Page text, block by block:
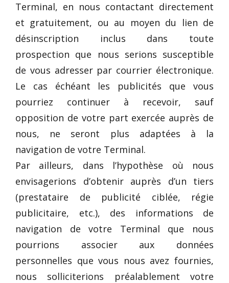
Terminal, en nous contactant directement
et gratuitement, ou au moyen du lien de
désinscription inclus dans toute
prospection que nous serions susceptible
de vous adresser par courrier électronique.
Le cas échéant les publicités que vous
pourriez continuer à recevoir, sauf
opposition de votre part exercée auprès de
nous, ne seront plus adaptées à la
navigation de votre Terminal.
Par ailleurs, dans l’hypothèse où nous
envisagerions d’obtenir auprès d’un tiers
(prestataire de publicité ciblée, régie
publicitaire, etc.), des informations de
navigation de votre Terminal que nous
pourrions associer aux données
personnelles que vous nous avez fournies,
nous solliciterions préalablement votre